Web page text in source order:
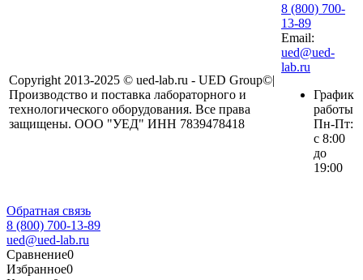
Copyright 2013-2025 © ued-lab.ru - UED Group©|
Производство и поставка лабораторного и
технологического оборудования. Все права
защищены. ООО "УЕД" ИНН 7839478418
8 (800) 700-
13-89
Email:
ued@ued-
lab.ru
График
работы
Пн-Пт:
с 8:00
до
19:00
Обратная связь
8 (800) 700-13-89
ued@ued-lab.ru
Сравнение0
Избранное0